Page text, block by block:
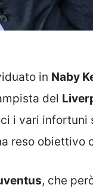
in Naby
del
i vari infortuni
reso obiettivo
, che